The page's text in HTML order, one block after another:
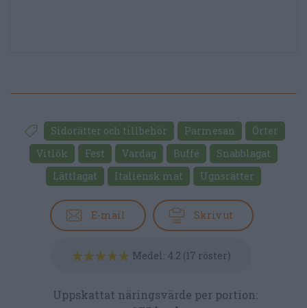
Sidorätter och tillbehör Parmesan
Örter
Vitlök
Fest Vardag Buffé
Snabblagat
Lättlagat
Italiensk mat Ugnsrätter
E-mail Skriv ut
Medel: 4.2 (17 röster)
Uppskattat näringsvärde per portion: